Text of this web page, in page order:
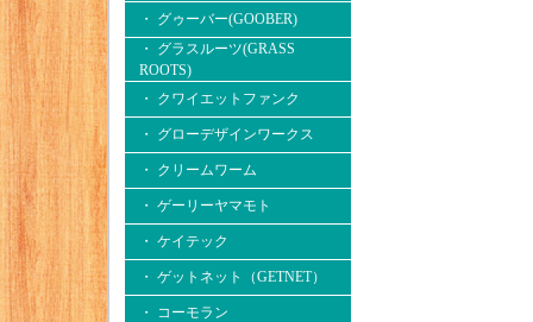
・ グゥーバー(GOOBER)
・ グラスルーツ(GRASS
ROOTS)
・ クワイエットファンク
・ グローデザインワークス
・ クリームワーム
・ ゲーリーヤマモト
・ ケイテック
・ ゲットネット（GETNET）
・ コーモラン